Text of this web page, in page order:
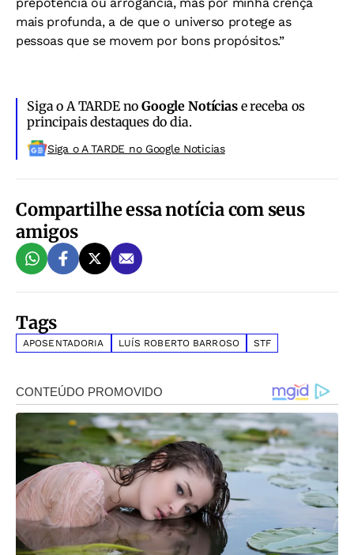
mais profunda, a de que o universo protege as
pessoas que se movem por bons propósitos.”
Siga o A TARDE noGoogle Notíciase receba os
principais destaques do dia.
Siga o A TARDE no Google Noticias
Compartilhe essa notícia com seus
amigos
Tags
APOSENTADORIA LUÍS ROBERTO BARROSO STF